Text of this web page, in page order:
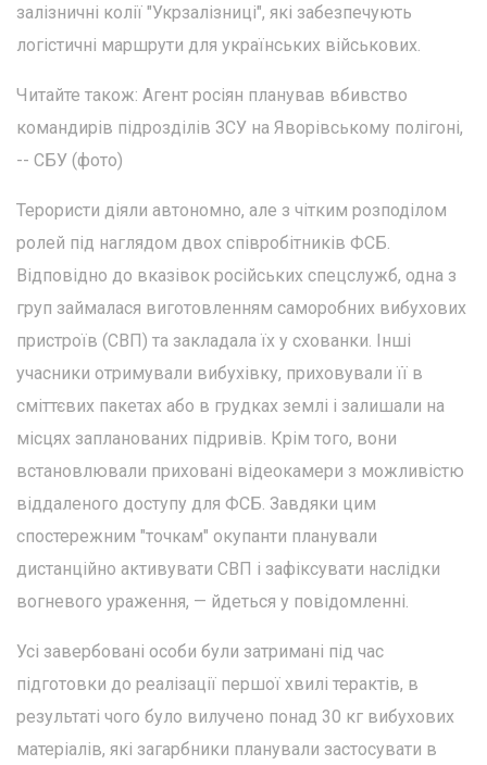
залізничні колії "Укрзалізниці", які забезпечують
логістичні маршрути для українських військових.
Читайте також: Агент росіян планував вбивство
командирів підрозділів ЗСУ на Яворівському полігоні,
-- СБУ (фото)
Терористи діяли автономно, але з чітким розподілом
ролей під наглядом двох співробітників ФСБ.
Відповідно до вказівок російських спецслужб, одна з
груп займалася виготовленням саморобних вибухових
пристроїв (СВП) та закладала їх у схованки. Інші
учасники отримували вибухівку, приховували її в
сміттєвих пакетах або в грудках землі і залишали на
місцях запланованих підривів. Крім того, вони
встановлювали приховані відеокамери з можливістю
віддаленого доступу для ФСБ. Завдяки цим
спостережним "точкам" окупанти планували
дистанційно активувати СВП і зафіксувати наслідки
вогневого ураження, — йдеться у повідомленні.
Усі завербовані особи були затримані під час
підготовки до реалізації першої хвилі терактів, в
результаті чого було вилучено понад 30 кг вибухових
матеріалів, які загарбники планували застосувати в